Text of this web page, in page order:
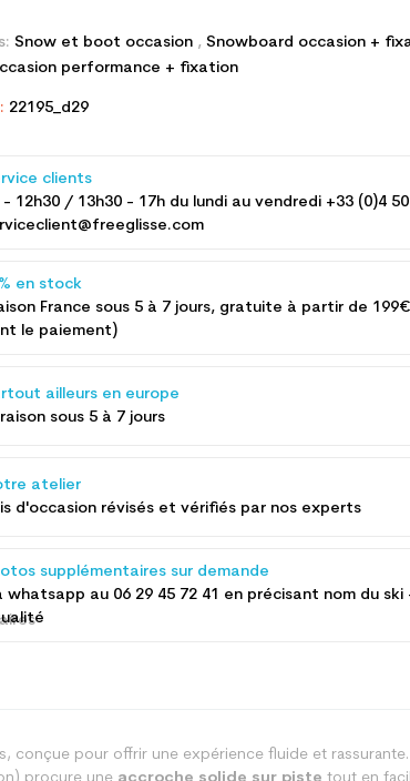
Snow et boot occasion , Snowboard occasion +
performance + fixation
22195_d29
clients
- 12h30 / 13h30 - 17h du lundi au vendredi +33 (0)4
en stock
France sous 5 à 7 jours, gratuite à partir de
le paiement)
ailleurs en europe
sous 5 à 7 jours
atelier
d'occasion révisés et vérifiés par nos experts
supplémentaires sur demande
whatsapp au 06 29 45 72 41 en précisant nom du
conçue pour offrir une expérience fluide et